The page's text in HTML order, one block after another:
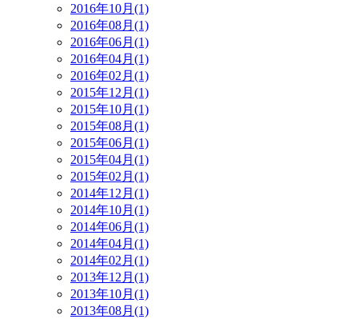
2016年10月(1)
2016年08月(1)
2016年06月(1)
2016年04月(1)
2016年02月(1)
2015年12月(1)
2015年10月(1)
2015年08月(1)
2015年06月(1)
2015年04月(1)
2015年02月(1)
2014年12月(1)
2014年10月(1)
2014年06月(1)
2014年04月(1)
2014年02月(1)
2013年12月(1)
2013年10月(1)
2013年08月(1)